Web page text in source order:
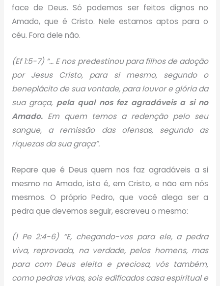
face de Deus. Só podemos ser feitos dignos no
Amado, que é Cristo. Nele estamos aptos para o
céu. Fora dele não.
(Ef 1:5-7) “… E nos predestinou para filhos de adoção
por Jesus Cristo, para si mesmo, segundo o
beneplácito de sua vontade, para louvor e glória da
sua graça, pela qual nos fez agradáveis a si no
Amado. Em quem temos a redenção pelo seu
sangue, a remissão das ofensas, segundo as
riquezas da sua graça”.
Repare que é Deus quem nos faz agradáveis a si
mesmo no Amado, isto é, em Cristo, e não em nós
mesmos. O próprio Pedro, que você alega ser a
pedra que devemos seguir, escreveu o mesmo:
(1 Pe 2:4-6) “E, chegando-vos para ele, a pedra
viva, reprovada, na verdade, pelos homens, mas
para com Deus eleita e preciosa, vós também,
como pedras vivas, sois edificados casa espiritual e